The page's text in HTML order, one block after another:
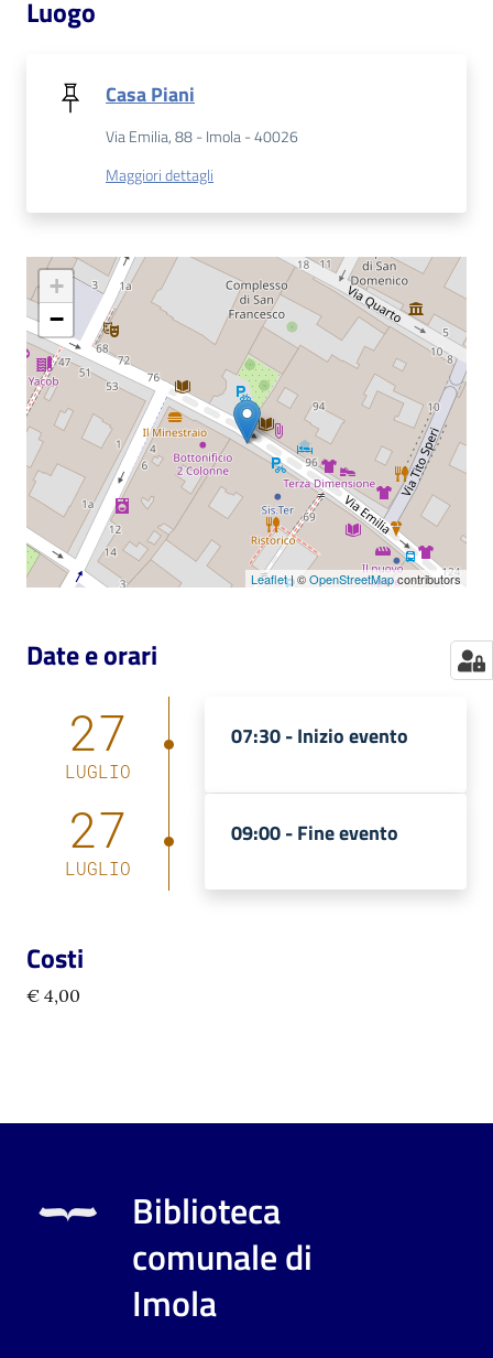
Eventi
Avvisi
Orari
Luogo
Casa Piani
Via Emilia, 88 - Imola - 40026
Maggiori dettagli
+
−
Leaflet| ©OpenStreetMapcontributors
Date e orari
27
LUGLIO
07:30 -Inizio evento
27
LUGLIO
09:00 -Fine evento
Costi
€ 4,00
Biblioteca
comunale di
Imola